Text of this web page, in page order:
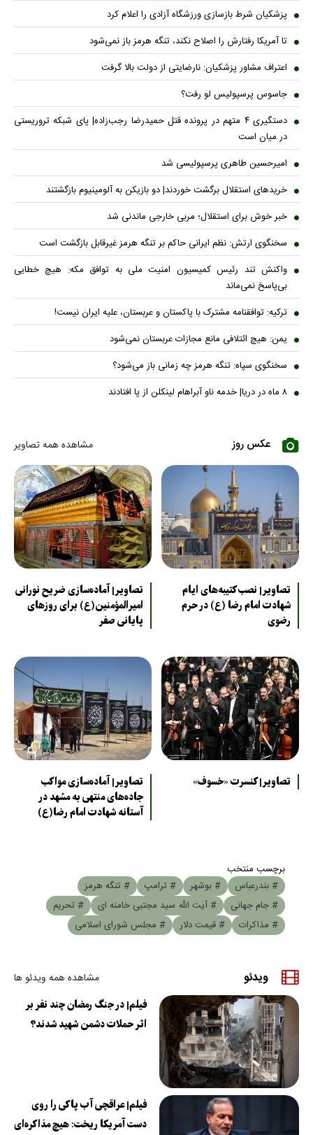
پزشکیان شرط بازسازی ورزشگاه آزادی را اعلام کرد
تا آمریکا رفتارش را اصلاح نکند، تنگه هرمز باز نمی‌شود
اعتراف مشاور پزشکیان: نارضایتی از دولت بالا گرفت
جاسوس پرسپولیس لو رفت؟
دستگیری ۴ متهم در پرونده قتل حمیدرضا رجب‌زاده| پای شبکه تروریستی
در میان است
امیرحسین طاهری پرسپولیسی شد
خریدهای استقلال برگشت خوردند| دو بازیکن به آلومینیوم بازگشتند
خبر خوش برای استقلال؛ مربی خارجی ماندنی شد
سخنگوی ارتش: نظم ایرانی حاکم بر تنگه هرمز غیرقابل بازگشت است
واکنش تند رئیس کمیسیون امنیت ملی به توافق مکه: هیچ خطایی
بی‌پاسخ نمی‌ماند
ترکیه: توافقنامه مشترک با پاکستان و عربستان، علیه ایران نیست!
یمن: هیچ ائتلافی مانع مجازات عربستان نمی‌شود
سخنگوی سپاه: تنگه هرمز چه زمانی باز می‌شود؟
۸ ماه در دریا| خدمه ناو آبراهام لینکلن از پا افتادند
عکس روز مشاهده همه تصاویر
تصاویر| نصب کتیبه‌های ایام
شهادت امام رضا (ع) در حرم
رضوی
تصاویر| آماده‌سازی ضریح نورانی
امیرالمؤمنین(ع) برای روزهای
پایانی صفر
تصاویر| کنسرت «خسوف»
تصاویر| آماده‌سازی مواکب
جاده‌های منتهی به مشهد در
آستانه شهادت امام رضا(ع)
برچسب منتخب
# بندرعباس
# بوشهر # ترامپ
# تنگه هرمز
# جام جهانی
# آیت الله سید مجتبی خامنه ای
# تحریم
# مذاکرات
# قیمت دلار # مجلس شورای اسلامی
ویدئو مشاهده همه ویدئو ها
فیلم| در جنگ رمضان چند نفر بر
اثر حملات دشمن شهید شدند؟
فیلم| عراقچی آب پاکی را روی
دست آمریکا ریخت: هیچ مذاکره‌ای